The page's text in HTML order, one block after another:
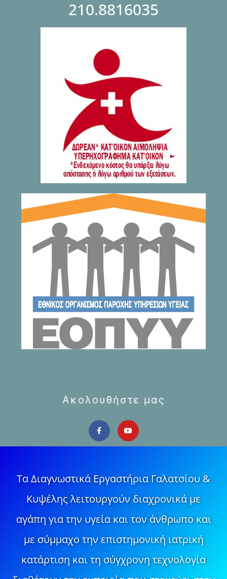
210.8816035
Ακολουθήστε μας
Τα Διαγνωστικά Εργαστήρια Γαλατσίου &
Κυψέλης λειτουργούν διαχρονικά με
αγάπη για την υγεία και τον άνθρωπο και
με σύμμαχο την επιστημονική ιατρική
κατάρτιση και τη σύγχρονη τεχνολογία